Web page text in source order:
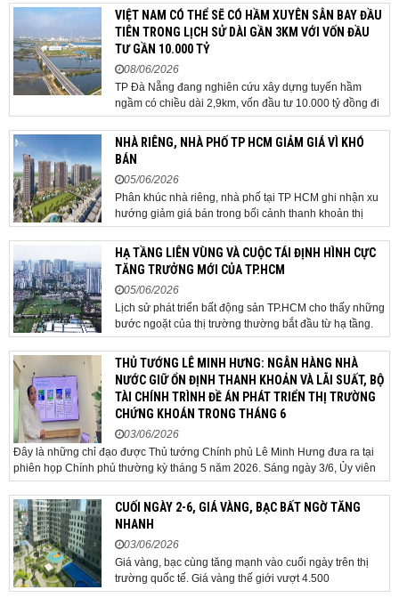
tuyến đi qua địa bàn hai địa phương, bảo đảm tiến độ
triển khai. Bộ Tài chính vừa có công văn...
VIỆT NAM CÓ THỂ SẼ CÓ HẦM XUYÊN SÂN BAY ĐẦU
TIÊN TRONG LỊCH SỬ DÀI GẦN 3KM VỚI VỐN ĐẦU
TƯ GẦN 10.000 TỶ
08/06/2026
TP Đà Nẵng đang nghiên cứu xây dựng tuyến hầm
ngầm có chiều dài 2,9km, vốn đầu tư 10.000 tỷ đồng đi
qua sân bay quốc tế. TP Đà Nẵng đang nghiên cứu một
phương án hạ tầng mang tính đột phá khi đề xuất xây
dựng tuyến hầm ngầm xuyên qua khu vực sân...
NHÀ RIÊNG, NHÀ PHỐ TP HCM GIẢM GIÁ VÌ KHÓ
BÁN
05/06/2026
Phân khúc nhà riêng, nhà phố tại TP HCM ghi nhận xu
hướng giảm giá bán trong bối cảnh thanh khoản thị
trường suy yếu, người mua thận trọng. Sau hơn 5 tháng
rao bán căn nhà trong hẻm khu vực Bảy Hiền, anh
Minh, một chủ nhà tại TP HCM, chấp nhận hạ giá...
HẠ TẦNG LIÊN VÙNG VÀ CUỘC TÁI ĐỊNH HÌNH CỰC
TĂNG TRƯỞNG MỚI CỦA TP.HCM
05/06/2026
Lịch sử phát triển bất động sản TP.HCM cho thấy những
bước ngoặt của thị trường thường bắt đầu từ hạ tầng.
Khi các tuyến kết nối liên vùng đồng loạt tăng tốc, cấu
trúc phát triển đô thị đang dần thay đổi, mở ra những
hành lang tăng trưởng mới và kéo theo quá...
THỦ TƯỚNG LÊ MINH HƯNG: NGÂN HÀNG NHÀ
NƯỚC GIỮ ỔN ĐỊNH THANH KHOẢN VÀ LÃI SUẤT, BỘ
TÀI CHÍNH TRÌNH ĐỀ ÁN PHÁT TRIỂN THỊ TRƯỜNG
CHỨNG KHOÁN TRONG THÁNG 6
03/06/2026
Đây là những chỉ đạo được Thủ tướng Chính phủ Lê Minh Hưng đưa ra tại
phiên họp Chính phủ thường kỳ tháng 5 năm 2026. Sáng ngày 3/6, Ủy viên
Bộ Chính trị, Bí thư Đảng ủy Chính phủ, Thủ tướng Chính phủ Lê Minh Hưng
đã chủ trì phiên họp Chính phủ thường...CUỐI NGÀY 2-6, GIÁ VÀNG, BẠC BẤT NGỜ TĂNG
NHANH
03/06/2026
Giá vàng, bạc cùng tăng mạnh vào cuối ngày trên thị
trường quốc tế. Giá vàng thế giới vượt 4.500
USD/ounce. Cuối ngày 2-6, giá vàng hôm nay trên thị